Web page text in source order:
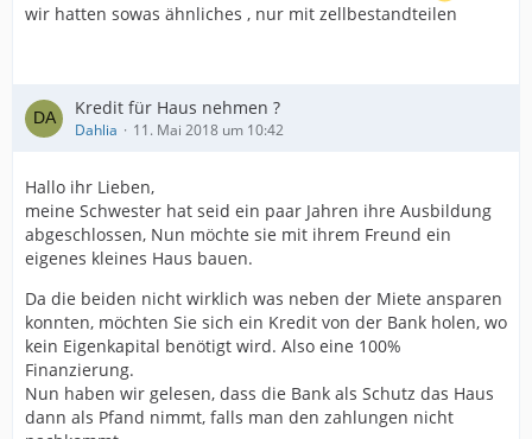
wir hatten sowas ähnliches , nur mit zellbestandteilen
Kredit für Haus nehmen ?
Dahlia 11. Mai 2018 um 10:42
Hallo ihr Lieben,
meine Schwester hat seid ein paar Jahren ihre Ausbildung
abgeschlossen, Nun möchte sie mit ihrem Freund ein
eigenes kleines Haus bauen.
Da die beiden nicht wirklich was neben der Miete ansparen
konnten, möchten Sie sich ein Kredit von der Bank holen, wo
kein Eigenkapital benötigt wird. Also eine 100%
Finanzierung.
Nun haben wir gelesen, dass die Bank als Schutz das Haus
dann als Pfand nimmt, falls man den zahlungen nicht